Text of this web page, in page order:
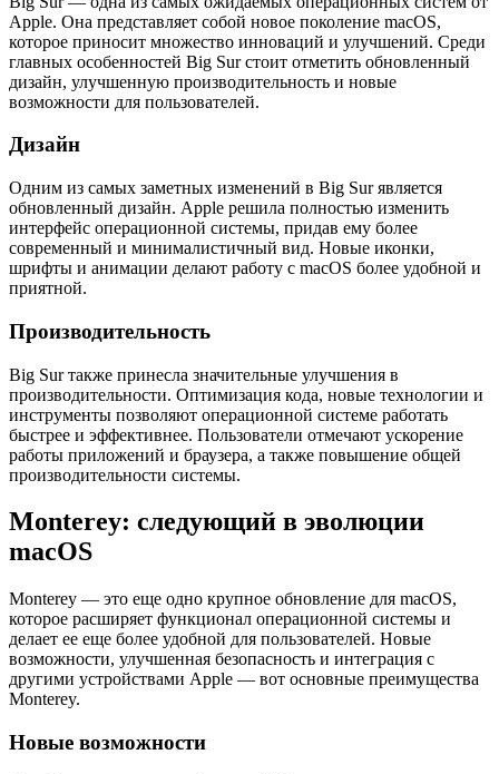
Apple. Она представляет собой новое поколение macOS,
которое приносит множество инноваций и улучшений. Среди
главных особенностей Big Sur стоит отметить обновленный
дизайн, улучшенную производительность и новые
возможности для пользователей.
Дизайн
Одним из самых заметных изменений в Big Sur является
обновленный дизайн. Apple решила полностью изменить
интерфейс операционной системы, придав ему более
современный и минималистичный вид. Новые иконки,
шрифты и анимации делают работу с macOS более удобной и
приятной.
Производительность
Big Sur также принесла значительные улучшения в
производительности. Оптимизация кода, новые технологии и
инструменты позволяют операционной системе работать
быстрее и эффективнее. Пользователи отмечают ускорение
работы приложений и браузера, а также повышение общей
производительности системы.
Monterey: следующий в эволюции
macOS
Monterey — это еще одно крупное обновление для macOS,
которое расширяет функционал операционной системы и
делает ее еще более удобной для пользователей. Новые
возможности, улучшенная безопасность и интеграция с
другими устройствами Apple — вот основные преимущества
Monterey.
Новые возможности